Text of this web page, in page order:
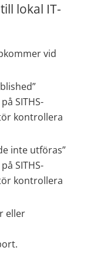
lokal IT-
vid
SITHS-
kontrollera
inte utföras”
SITHS-
kontrollera
eller